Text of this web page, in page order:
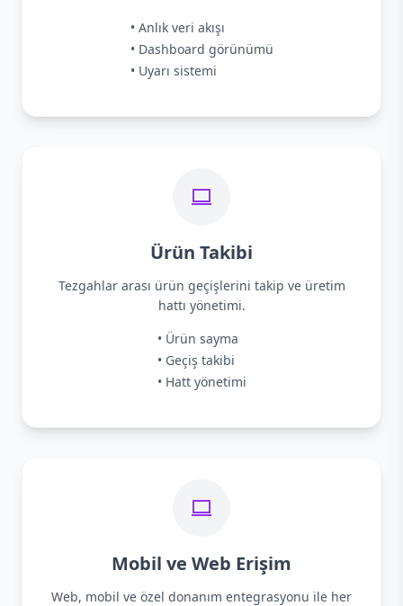
• Anlık veri akışı
• Dashboard görünümü
• Uyarı sistemi
Ürün Takibi
Tezgahlar arası ürün geçişlerini takip ve üretim
hattı yönetimi.
• Ürün sayma
• Geçiş takibi
• Hatt yönetimi
Mobil ve Web Erişim
Web, mobil ve özel donanım entegrasyonu ile her